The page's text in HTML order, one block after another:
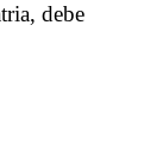
debe